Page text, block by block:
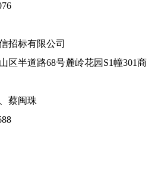
招标有限公司
区半道路68号麓岭花园S1幢301商
蔡闽珠